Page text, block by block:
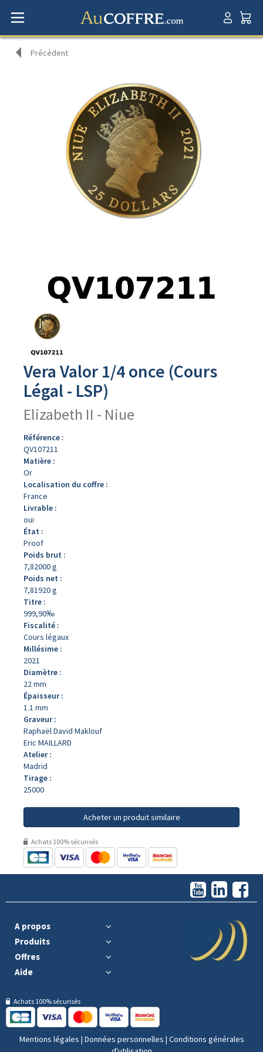
Précédent
produit
Vera Valor 1/4 once (Cours
Légal - LSP)
Elizabeth II - Niue
Référence :
QV107211
Matière :
Or
Localisation du coffre :
France
Livrable :
oui
État :
Proof
Poids brut :
7,82000 g
Poids net :
7,81920 g
Titre :
999,90‰
Fiscalité :
Cours légaux
Millésime :
2021
Diamètre :
22 mm
Épaisseur :
1.1 mm
Graveur :
Raphaël David Maklouf
Eric MAILLARD
Atelier :
Madrid
Tirage :
25000
Acheter un produit similaire
Achats 100% sécurisés
A propos
Produits
Offres
Aide
Achats 100% sécurisés
Mentions légales | Données personnelles | Conditions générales